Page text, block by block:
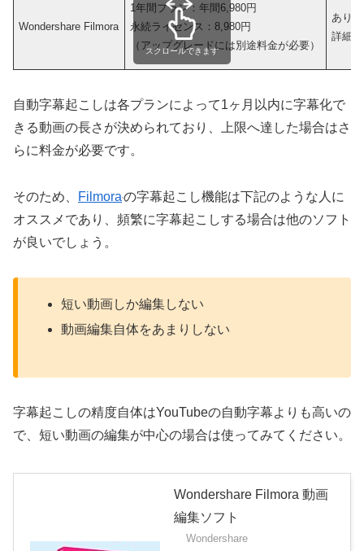
Wondershare Filmora
1年間プラン：年間6,980円
永続ライセンス：8,980円
（アップグレードには別途料金が必要）
あり
詳細は
スクロールできます
自動字幕起こしは各プランによって1ヶ月以内に字幕化で
きる動画の長さが決められており、上限へ達した場合はさ
らに料金が必要です。
そのため、 Filmoraの字幕起こし機能は下記のような人に
オススメであり、頻繁に字幕起こしする場合は他のソフト
が良いでしょう。
短い動画しか編集しない
動画編集自体をあまりしない
字幕起こしの精度自体はYouTubeの自動字幕よりも高いの
で、短い動画の編集が中心の場合は使ってみてください。
Wondershare Filmora 動画
編集ソフト
Wondershare